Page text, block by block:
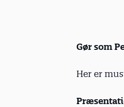
Gør som
Her er